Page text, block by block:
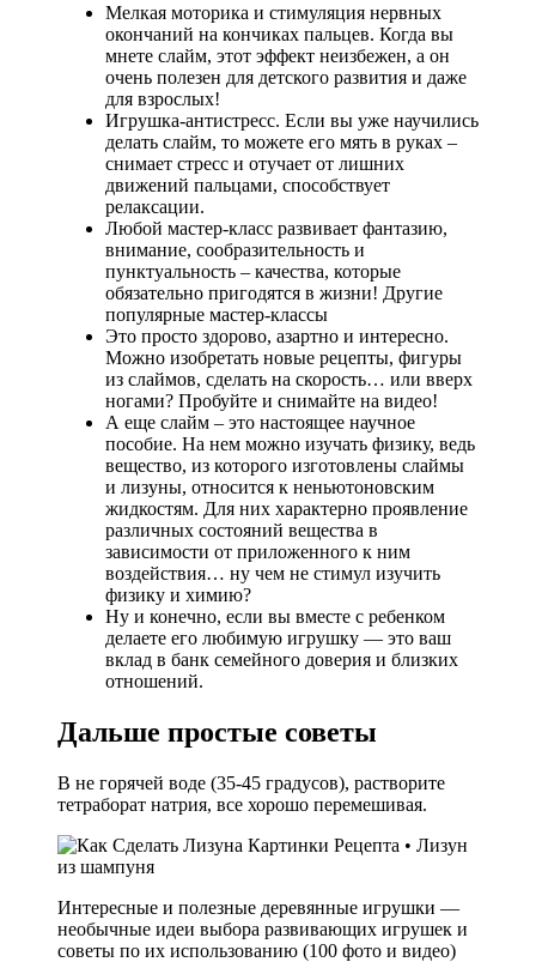
Мелкая моторика и стимуляция нервных
окончаний на кончиках пальцев. Когда вы
мнете слайм, этот эффект неизбежен, а он
очень полезен для детского развития и даже
для взрослых!
Игрушка-антистресс. Если вы уже научились
делать слайм, то можете его мять в руках –
снимает стресс и отучает от лишних
движений пальцами, способствует
релаксации.
Любой мастер-класс развивает фантазию,
внимание, сообразительность и
пунктуальность – качества, которые
обязательно пригодятся в жизни! Другие
популярные мастер-классы
Это просто здорово, азартно и интересно.
Можно изобретать новые рецепты, фигуры
из слаймов, сделать на скорость… или вверх
ногами? Пробуйте и снимайте на видео!
А еще слайм – это настоящее научное
пособие. На нем можно изучать физику, ведь
вещество, из которого изготовлены слаймы
и лизуны, относится к неньютоновским
жидкостям. Для них характерно проявление
различных состояний вещества в
зависимости от приложенного к ним
воздействия… ну чем не стимул изучить
физику и химию?
Ну и конечно, если вы вместе с ребенком
делаете его любимую игрушку — это ваш
вклад в банк семейного доверия и близких
отношений.
Дальше простые советы
В не горячей воде (35-45 градусов), растворите
тетраборат натрия, все хорошо перемешивая.
Интересные и полезные деревянные игрушки —
необычные идеи выбора развивающих игрушек и
советы по их использованию (100 фото и видео)